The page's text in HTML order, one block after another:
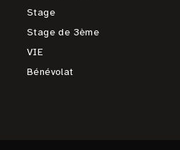
Stage
Stage de 3ème
VIE
Bénévolat